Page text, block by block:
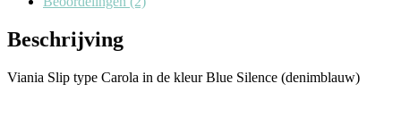
Beschrijving
Viania Slip type Carola in de kleur Blue Silence (denimblauw)